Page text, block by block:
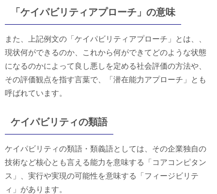
「ケイパビリティアプローチ」の意味
また、上記例文の「ケイパビリティアプローチ」とは、、
現状何ができるのか、これから何ができてどのような状態
になるのかによって良し悪しを定める社会評価の方法や、
その評価観点を指す言葉で、「潜在能力アプローチ」とも
呼ばれています。
ケイパビリティの類語
ケイパビリティの類語・類義語としては、その企業独自の
技術など核心とも言える能力を意味する「コアコンピタン
ス」、実行や実現の可能性を意味する「フィージビリテ
ィ」があります。